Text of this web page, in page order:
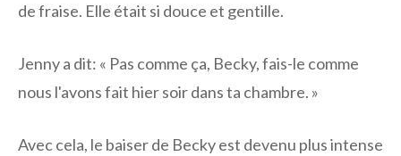
de fraise. Elle était si douce et gentille.
Jenny a dit: « Pas comme ça, Becky, fais-le comme
nous l'avons fait hier soir dans ta chambre. »
Avec cela, le baiser de Becky est devenu plus intense